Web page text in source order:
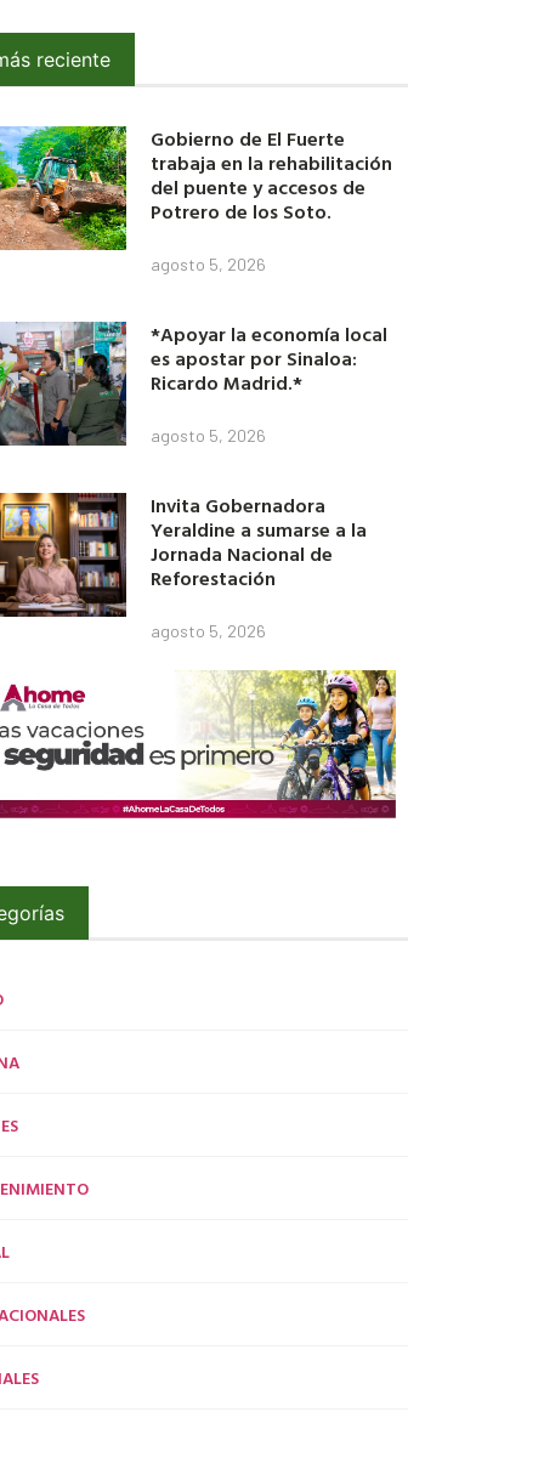
reciente
Gobierno de El Fuerte
trabaja en la rehabilitación
del puente y accesos de
Potrero de los Soto.
agosto 5, 2026
*Apoyar la economía local
es apostar por Sinaloa:
Ricardo Madrid.*
agosto 5, 2026
Invita Gobernadora
Yeraldine a sumarse a la
Jornada Nacional de
Reforestación
agosto 5, 2026